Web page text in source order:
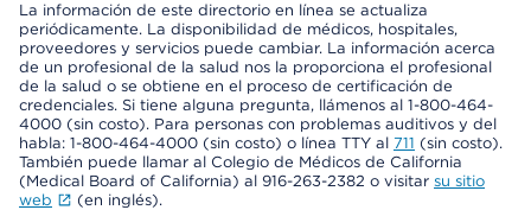
La información de este directorio en línea se actualiza
periódicamente. La disponibilidad de médicos, hospitales,
proveedores y servicios puede cambiar. La información acerca
de un profesional de la salud nos la proporciona el profesional
de la salud o se obtiene en el proceso de certificación de
credenciales. Si tiene alguna pregunta, llámenos al 1-800-464-
4000 (sin costo). Para personas con problemas auditivos y del
habla: 1-800-464-4000 (sin costo) o línea TTY al 711 (sin costo).
También puede llamar al Colegio de Médicos de California
(Medical Board of California) al 916-263-2382 o visitar su sitio
web
(en inglés).